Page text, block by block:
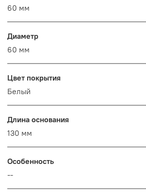
60 мм
Диаметр
60 мм
Цвет покрытия
Белый
Длина основания
130 мм
Особенность
--